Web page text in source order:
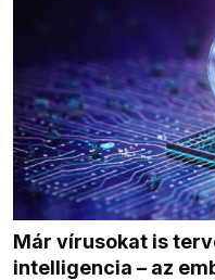
Már vírusokat is
intelligencia – az